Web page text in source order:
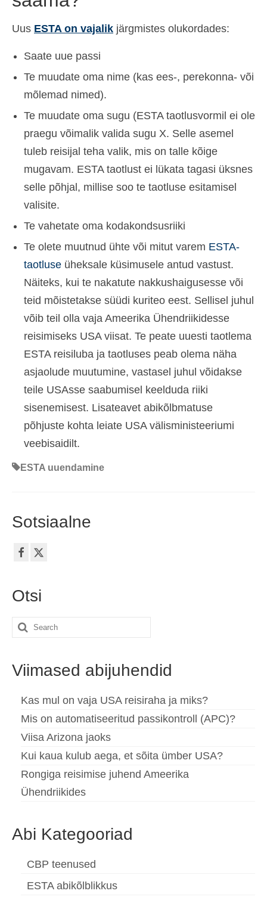
Uus ESTA on vajalik järgmistes olukordades:
Saate uue passi
Te muudate oma nime (kas ees-, perekonna- või
mõlemad nimed).
Te muudate oma sugu (ESTA taotlusvormil ei ole
praegu võimalik valida sugu X. Selle asemel
tuleb reisijal teha valik, mis on talle kõige
mugavam. ESTA taotlust ei lükata tagasi üksnes
selle põhjal, millise soo te taotluse esitamisel
valisite.
Te vahetate oma kodakondsusriiki
Te olete muutnud ühte või mitut varem ESTA-
taotluse üheksale küsimusele antud vastust.
Näiteks, kui te nakatute nakkushaigusesse või
teid mõistetakse süüdi kuriteo eest. Sellisel juhul
võib teil olla vaja Ameerika Ühendriikidesse
reisimiseks USA viisat. Te peate uuesti taotlema
ESTA reisiluba ja taotluses peab olema näha
asjaolude muutumine, vastasel juhul võidakse
teile USAsse saabumisel keelduda riiki
sisenemisest. Lisateavet abikõlbmatuse
põhjuste kohta leiate USA välisministeeriumi
veebisaidilt.
ESTA uuendamine
Sotsiaalne
Otsi
Search
Viimased abijuhendid
Kas mul on vaja USA reisiraha ja miks?
Mis on automatiseeritud passikontroll (APC)?
Viisa Arizona jaoks
Kui kaua kulub aega, et sõita ümber USA?
Rongiga reisimise juhend Ameerika
Ühendriikides
Abi Kategooriad
CBP teenused
ESTA abikõlblikkus